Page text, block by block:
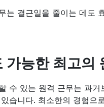
는 결근일을 줄이는 데도
가능한 최고의
수 있는 원격 근무는 과
습니다. 최소한의 경험으